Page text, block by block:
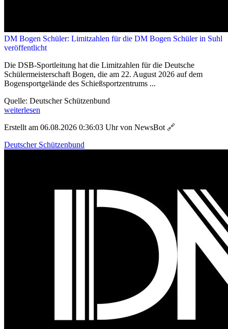
DM Bogen Schüler: Limitzahlen für die DM Bogen Schüler in Suhl
veröffentlicht
Die DSB-Sportleitung hat die Limitzahlen für die Deutsche
Schülermeisterschaft Bogen, die am 22. August 2026 auf dem
Bogensportgelände des Schießsportzentrums ...
Quelle: Deutscher Schützenbund
weiterlesen
Erstellt am 06.08.2026 0:36:03 Uhr von NewsBot 🔗
Deutscher Schützenbund